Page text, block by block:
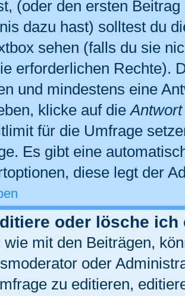
(oder den ersten
dazu hast) solltest du
sehen (falls du sie
erforderlichen Rechte).
und mindestens eine
klicke auf die
für die Umfrage
Es gibt eine
diese legt der
oder lösche ich
wie mit den Beiträgen,
oder
zu editieren,